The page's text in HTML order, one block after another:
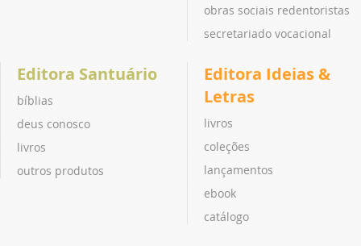
obras sociais redentoristas
secretariado vocacional
Editora Santuário
bíblias
deus conosco
livros
outros produtos
Editora Ideias &
Letras
livros
coleções
lançamentos
ebook
catálogo